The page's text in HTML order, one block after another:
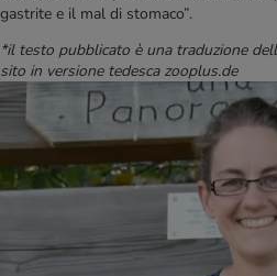
gastrite e il mal di stomaco”.
*il testo pubblicato è una traduzione
sito in versione tedesca zooplus.de